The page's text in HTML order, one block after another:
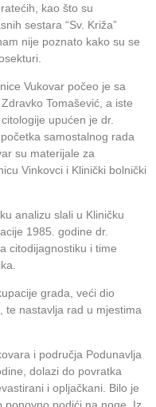
kao što su
sestara “Sv. Križa”
nije poznato kako su se
Vukovar počeo je sa
Tomašević, a iste
upućen je dr.
samostalnog rada
su materijale za
Vinkovci i Klinički bolnički
analizu slali u Kliničku
1985. godine dr.
citodijagnostiku i time
grada, veći dio
te nastavlja rad u mjestima
i područja Podunavlja
dolazi do povratka
i opljačkani. Bilo je